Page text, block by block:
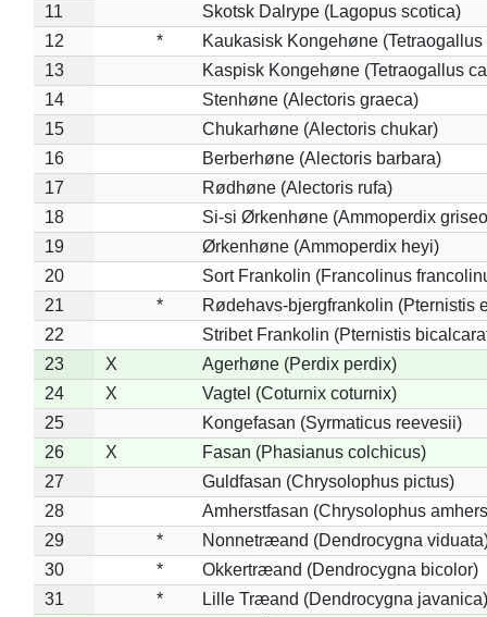
11
Skotsk Dalrype (Lagopus scotica)
12
*
Kaukasisk Kongehøne
13
Kaspisk Kongehøne (Tetraogallus
14
Stenhøne (Alectoris graeca)
15
Chukarhøne (Alectoris chukar)
16
Berberhøne (Alectoris barbara)
17
Rødhøne (Alectoris rufa)
18
Si-si Ørkenhøne (Ammoperdix
19
Ørkenhøne (Ammoperdix heyi)
20
Sort Frankolin (Francolinus
21
*
Rødehavs-bjergfrankolin (Pternistis
22
Stribet Frankolin (Pternistis
23
X
Agerhøne (Perdix perdix)
24
X
Vagtel (Coturnix coturnix)
25
Kongefasan (Syrmaticus reevesii)
26
X
Fasan (Phasianus colchicus)
27
Guldfasan (Chrysolophus pictus)
28
Amherstfasan (Chrysolophus
29
*
Nonnetræand (Dendrocygna
30
*
Okkertræand (Dendrocygna bicolor)
31
*
Lille Træand (Dendrocygna javanica)